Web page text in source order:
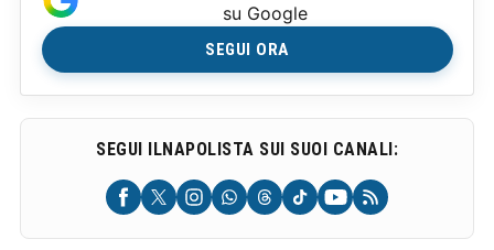
su Google
SEGUI ORA
SEGUI ILNAPOLISTA SUI SUOI CANALI: